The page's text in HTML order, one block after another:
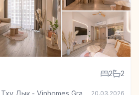
в Тху Дык - Vinhomes Grand
2 2
Тху Дык - Vinhomes Grand Park 20.03.2026